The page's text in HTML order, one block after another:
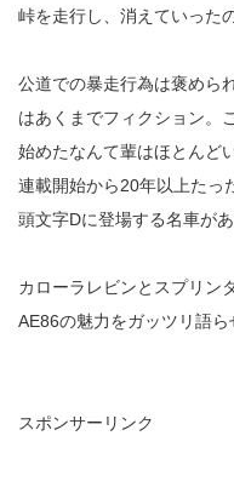
峠を走行し、消えていった
公道での暴走行為は褒めら
はあくまでフィクション。
始めたなんて輩はほとんど
連載開始から20年以上たっ
頭文字Dに登場する名車があ
カローラレビンとスプリン
AE86の魅力をガッツリ語ら
スポンサーリンク